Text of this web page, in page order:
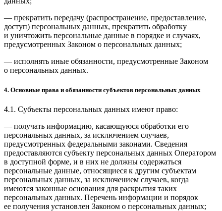
— прекратить передачу (распространение, предоставление,
доступ) персональных данных, прекратить обработку
и уничтожить персональные данные в порядке и случаях,
предусмотренных Законом о персональных данных;
— исполнять иные обязанности, предусмотренные Законом
о персональных данных.
4. Основные права и обязанности субъектов персональных данных
4.1. Субъекты персональных данных имеют право:
— получать информацию, касающуюся обработки его
персональных данных, за исключением случаев,
предусмотренных федеральными законами. Сведения
предоставляются субъекту персональных данных Оператором
в доступной форме, и в них не должны содержаться
персональные данные, относящиеся к другим субъектам
персональных данных, за исключением случаев, когда
имеются законные основания для раскрытия таких
персональных данных. Перечень информации и порядок
ее получения установлен Законом о персональных данных;